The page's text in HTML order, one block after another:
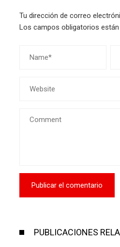
Tu dirección de correo
Los campos obligatorios
PUBLICACIONES